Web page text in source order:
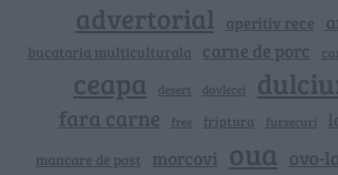
advertorial aperitiv rece
bucataria multiculturala carne de porc
ceapa desert dovlecei
fara carne free friptura fursecuri
mancare de post morcovi oua ovo-